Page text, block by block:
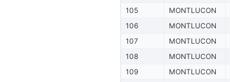
105
MONTLUCON
106
MONTLUCON
107
MONTLUCON
108
MONTLUCON
109
MONTLUCON